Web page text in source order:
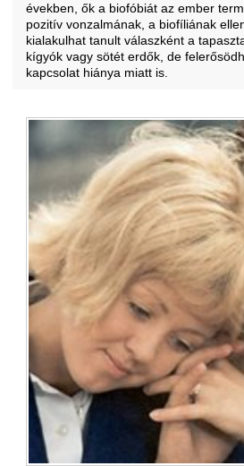
években, ők a biofóbiát az ember
pozitív vonzalmának, a biofíliának
kialakulhat tanult válaszként a
kígyók vagy sötét erdők, de
kapcsolat hiánya miatt is.